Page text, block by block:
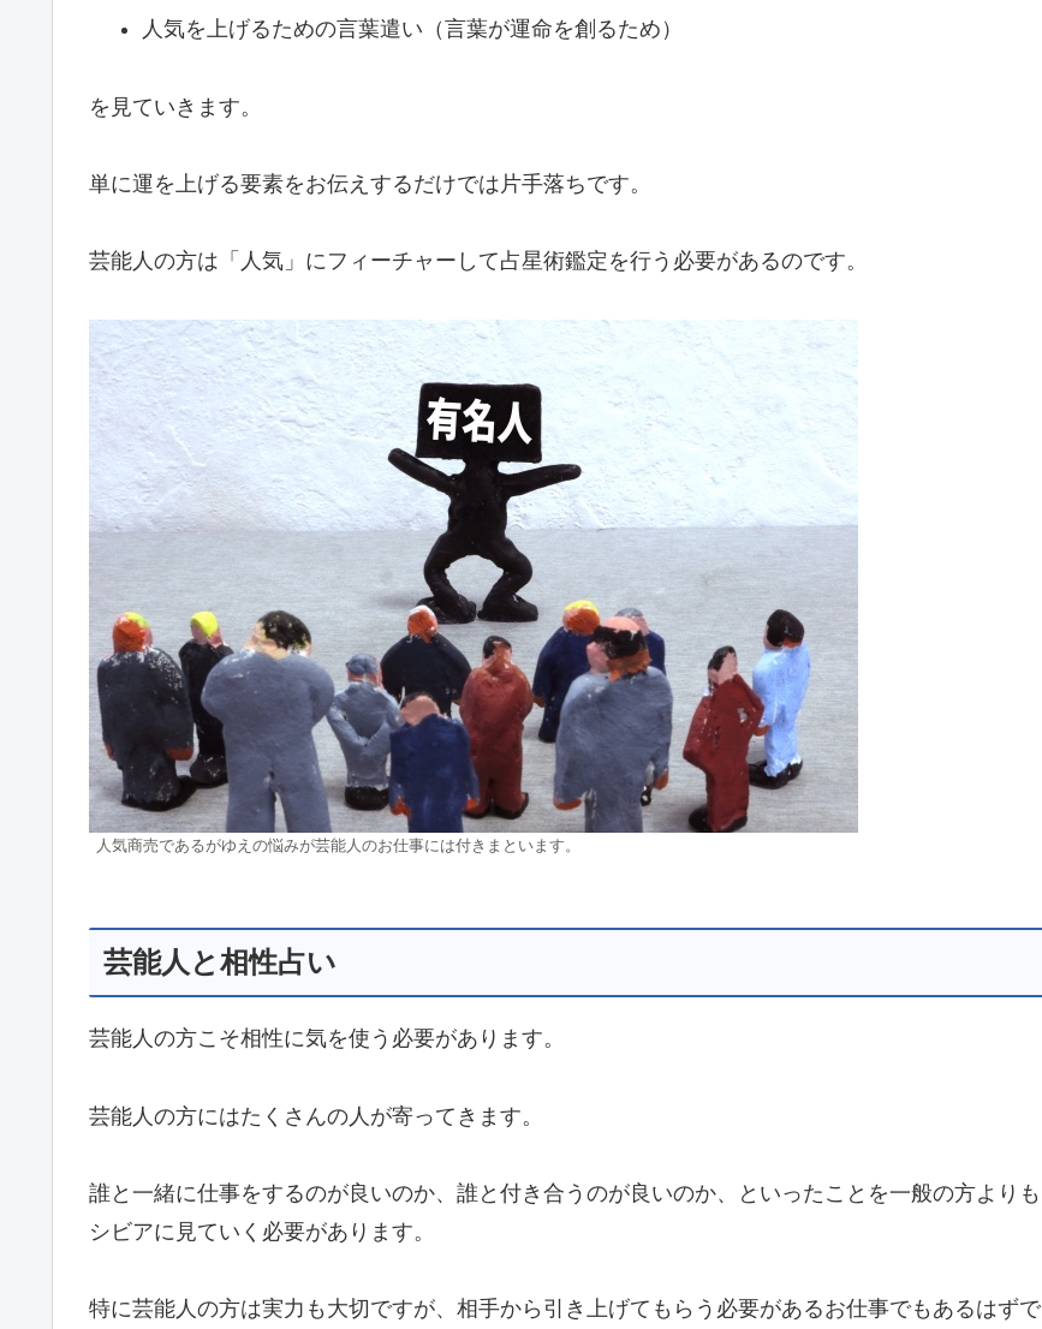
人気を上げるための言葉遣い（言葉が運命を創るため）
を見ていきます。
単に運を上げる要素をお伝えするだけでは片手落ちです。
芸能人の方は「人気」にフィーチャーして占星術鑑定を行う必要があるのです。
人気商売であるがゆえの悩みが芸能人のお仕事には付きまといます。
芸能人と相性占い
芸能人の方こそ相性に気を使う必要があります。
芸能人の方にはたくさんの人が寄ってきます。
誰と一緒に仕事をするのが良いのか、誰と付き合うのが良いのか、といったことを一般の方よりも
シビアに見ていく必要があります。
特に芸能人の方は実力も大切ですが、相手から引き上げてもらう必要があるお仕事でもあるはずで